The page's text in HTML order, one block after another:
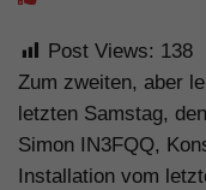
Post Views: 138
Zum zweiten, aber
letzten Samstag,
Simon IN3FQQ,
Installation vom